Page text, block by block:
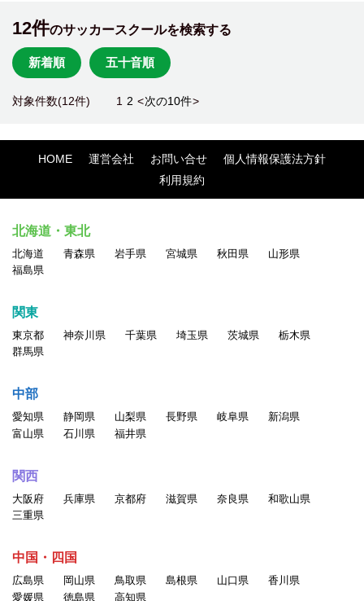
12件のサッカースクールを検索する
新着順 五十音順
対象件数(12件) 1 2 <次の10件>
HOME 運営会社 お問い合せ
個人情報保護法方針
利用規約
北海道・東北
北海道 青森県 岩手県 宮城県 秋田県
山形県
福島県
関東
東京都 神奈川県 千葉県 埼玉県 茨城県
栃木県
群馬県
中部
愛知県 静岡県 山梨県 長野県 岐阜県
新潟県
富山県
石川県 福井県
関西
大阪府 兵庫県 京都府 滋賀県 奈良県
和歌山県
三重県
中国・四国
広島県 岡山県 鳥取県 島根県 山口県
香川県
愛媛県
徳島県 高知県